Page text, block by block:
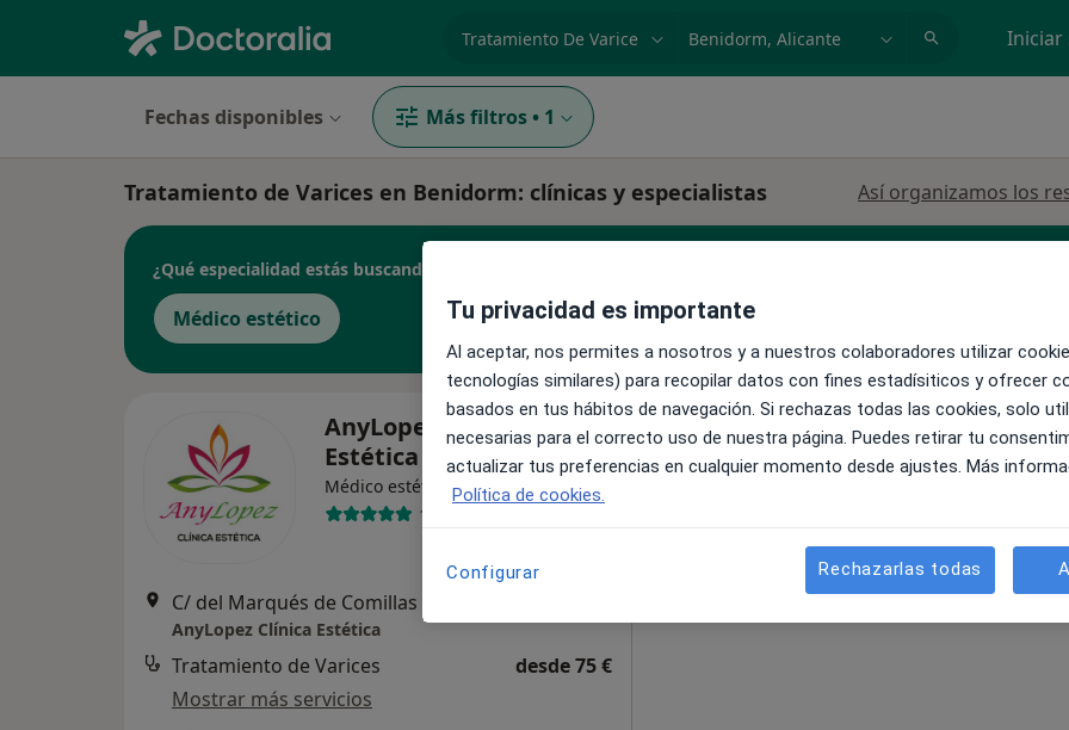
Iniciar
Fechas disponibles Más filtros • 1
Tratamiento de Varices en Benidorm: clínicas y especialistas Así organizamos los
¿Qué especialidad estás buscando?
Médico estético
AnyLopez Clínica
Estética
Médico estético
140 opiniones
AnyLopez Clínica Estética
Tratamiento de Varices
desde 75 €
Mostrar más servicios
La reserva de cita online no está
Mostrar perfil
Tu privacidad es importante
Al aceptar, nos permites a nosotros y a nuestros colaboradores utilizar
tecnologías similares) para recopilar datos con fines estadísiticos y ofrecer
basados en tus hábitos de navegación. Si rechazas todas las cookies, solo
necesarias para el correcto uso de nuestra página. Puedes retirar tu
actualizar tus preferencias en cualquier momento desde ajustes. Más
Política de cookies.
Configurar Rechazarlas todas